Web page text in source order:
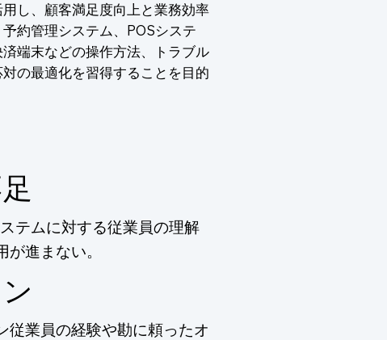
し、顧客満足度向上と業務効率
約管理システム、POSシステ
端末などの操作方法、トラブル
の最適化を習得することを目的
テムに対する従業員の理解
進まない。
従業員の経験や勘に頼ったオ